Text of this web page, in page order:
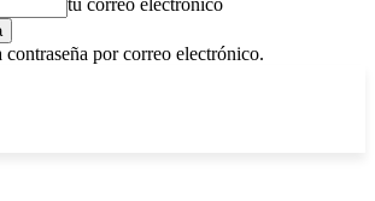
tu correo electrónico
contraseña por correo electrónico.